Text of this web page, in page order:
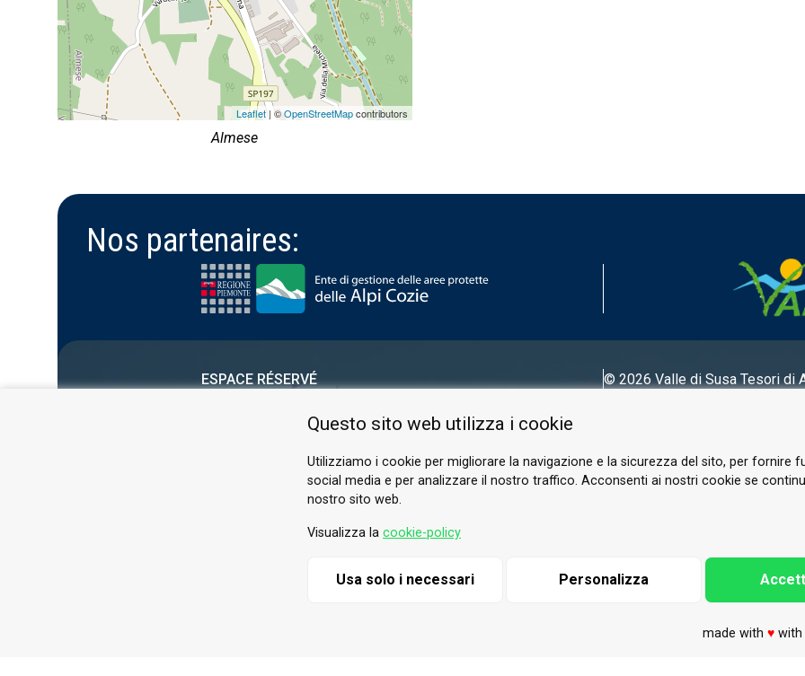
Leaflet| ©OpenStreetMapcontributors
Almese
Nos partenaires:
ESPACE RÉSERVÉ
© 2026 Valle di SusaTesori di
Questo sito web utilizza i cookie
Utilizziamo i cookie per migliorare la navigazione e la sicurezza del sito, per fornire
social media e per analizzare il nostro traffico. Acconsenti ai nostri cookie se
nostro sito web.
Visualizza la cookie-policy
Usa solo i necessari Personalizza
made with ♥with